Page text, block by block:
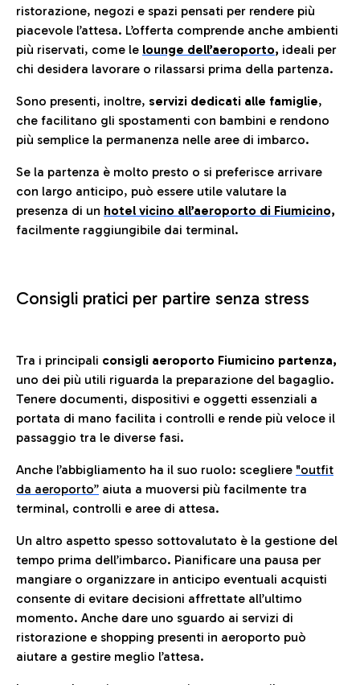
ristorazione, negozi e spazi pensati per rendere più
piacevole l’attesa. L’offerta comprende anche ambienti
più riservati, come le lounge dell’aeroporto, ideali per
chi desidera lavorare o rilassarsi prima della partenza.
Sono presenti, inoltre, servizi dedicati alle famiglie,
che facilitano gli spostamenti con bambini e rendono
più semplice la permanenza nelle aree di imbarco.
Se la partenza è molto presto o si preferisce arrivare
con largo anticipo, può essere utile valutare la
presenza di un hotel vicino all’aeroporto di Fiumicino,
facilmente raggiungibile dai terminal.
Consigli pratici per partire senza stress
Tra i principali consigli aeroporto Fiumicino partenza,
uno dei più utili riguarda la preparazione del bagaglio.
Tenere documenti, dispositivi e oggetti essenziali a
portata di mano facilita i controlli e rende più veloce il
passaggio tra le diverse fasi.
Anche l’abbigliamento ha il suo ruolo: scegliere "outfit
da aeroporto” aiuta a muoversi più facilmente tra
terminal, controlli e aree di attesa.
Un altro aspetto spesso sottovalutato è la gestione del
tempo prima dell’imbarco. Pianificare una pausa per
mangiare o organizzare in anticipo eventuali acquisti
consente di evitare decisioni affrettate all’ultimo
momento. Anche dare uno sguardo ai servizi di
ristorazione e shopping presenti in aeroporto può
aiutare a gestire meglio l’attesa.